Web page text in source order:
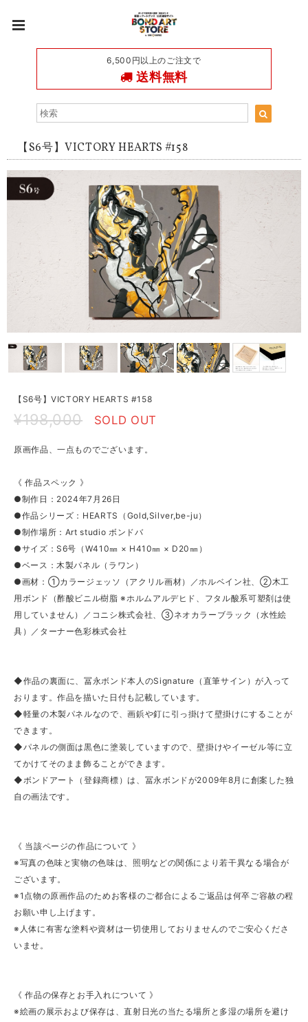
6,500円以上のご注文で
送料無料
【S6号】VICTORY HEARTS #158
【S6号】VICTORY HEARTS #158
¥198,000 SOLD OUT
原画作品、一点ものでございます。
《 作品スペック 》
●制作日：2024年7月26日
●作品シリーズ：HEARTS（Gold,Silver,be-ju）
●制作場所：Art studio ボンドバ
●サイズ：S6号（W410㎜ × H410㎜ × D20㎜）
●ベース：木製パネル（ラワン）
●画材：①カラージェッソ（アクリル画材）／ホルベイン社、②木工
用ボンド（酢酸ビニル樹脂 ※ホルムアルデヒド、フタル酸系可塑剤は使
用していません）／コニシ株式会社、③ネオカラーブラック（水性絵
具）／ターナー色彩株式会社
◆作品の裏面に、冨永ボンド本人のSignature（直筆サイン）が入って
おります。作品を描いた日付も記載しています。
◆軽量の木製パネルなので、画鋲や釘に引っ掛けて壁掛けにすることが
できます。
◆パネルの側面は黒色に塗装していますので、壁掛けやイーゼル等に立
てかけてそのまま飾ることができます。
◆ボンドアート（登録商標）は、冨永ボンドが2009年8月に創案した独
自の画法です。
《 当該ページの作品について 》
※写真の色味と実物の色味は、照明などの関係により若干異なる場合が
ございます。
※1点物の原画作品のためお客様のご都合によるご返品は何卒ご容赦の程
お願い申し上げます。
※人体に有害な塗料や資材は一切使用しておりませんのでご安心くださ
いませ。
《 作品の保存とお手入れについて 》
※絵画の展示および保存は、直射日光の当たる場所と多湿の場所を避け